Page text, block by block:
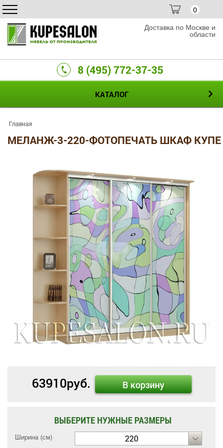
0
Доставка по Москве и
области
8 (495) 772-37-35
КАТАЛОГ
Главная
МЕЛАНЖ-3-220-ФОТОПЕЧАТЬ ШКАФ КУПЕ
63910руб. В корзину
ВЫБЕРИТЕ НУЖНЫЕ РАЗМЕРЫ
Ширина (см) 220